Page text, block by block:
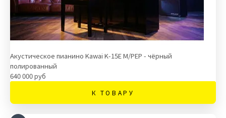
Акустическое пианино Kawai K-15E M/PEP - чёрный
полированный
640 000 руб
К ТОВАРУ